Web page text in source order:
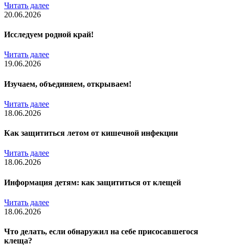
Читать далее
20.06.2026
Исследуем родной край!
Читать далее
19.06.2026
Изучаем, объединяем, открываем!
Читать далее
18.06.2026
Как защититься летом от кишечной инфекции
Читать далее
18.06.2026
Информация детям: как защититься от клещей
Читать далее
18.06.2026
Что делать, если обнаружил на себе присосавшегося
клеща?